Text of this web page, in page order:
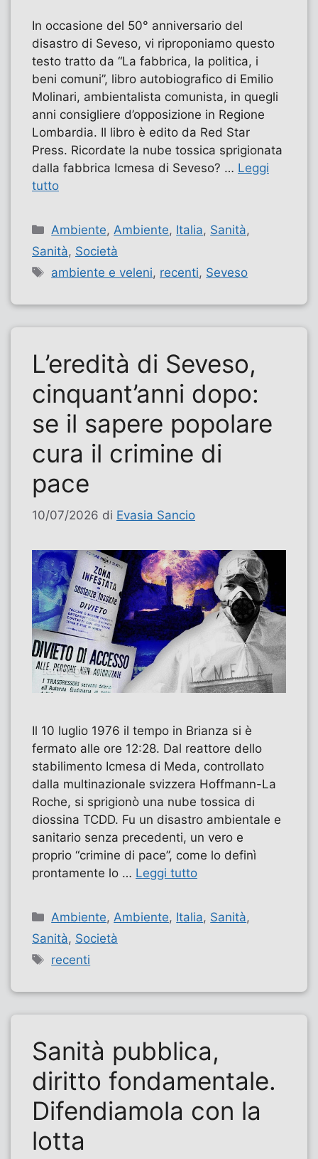
In occasione del 50° anniversario del
disastro di Seveso, vi riproponiamo questo
testo tratto da “La fabbrica, la politica, i
beni comuni”, libro autobiografico di Emilio
Molinari, ambientalista comunista, in quegli
anni consigliere d’opposizione in Regione
Lombardia. Il libro è edito da Red Star
Press. Ricordate la nube tossica sprigionata
dalla fabbrica Icmesa di Seveso? … Leggi
tutto
Categorie
Ambiente,Ambiente, Italia, Sanità,
Sanità, Società
Tag
ambiente e veleni, recenti, Seveso
L’eredità di Seveso,
cinquant’anni dopo:
se il sapere popolare
cura il crimine di
pace
10/07/2026 di Evasia Sancio
Il 10 luglio 1976 il tempo in Brianza si è
fermato alle ore 12:28. Dal reattore dello
stabilimento Icmesa di Meda, controllato
dalla multinazionale svizzera Hoffmann-La
Roche, si sprigionò una nube tossica di
diossina TCDD. Fu un disastro ambientale e
sanitario senza precedenti, un vero e
proprio “crimine di pace”, come lo definì
prontamente lo … Leggi tutto
Categorie
Ambiente,Ambiente, Italia, Sanità,
Sanità, Società
Tag
recenti
Sanità pubblica,
diritto fondamentale.
Difendiamola con la
lotta